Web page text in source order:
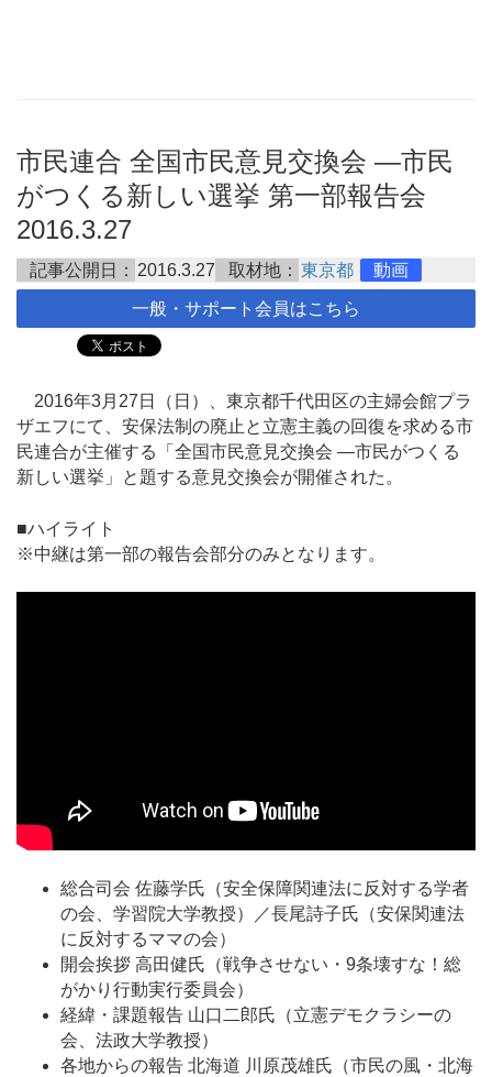
市民連合 全国市民意見交換会 ―市民
がつくる新しい選挙 第一部報告会
2016.3.27
記事公開日： 2016.3.27 取材地： 東京都 動画
一般・サポート会員はこちら
2016年3月27日（日）、東京都千代田区の主婦会館プラ
ザエフにて、安保法制の廃止と立憲主義の回復を求める市
民連合が主催する「全国市民意見交換会 ―市民がつくる
新しい選挙」と題する意見交換会が開催された。
■ハイライト
※中継は第一部の報告会部分のみとなります。
総合司会 佐藤学氏（安全保障関連法に反対する学者
の会、学習院大学教授）／長尾詩子氏（安保関連法
に反対するママの会）
開会挨拶 高田健氏（戦争させない・9条壊すな！総
がかり行動実行委員会）
経緯・課題報告 山口二郎氏（立憲デモクラシーの
会、法政大学教授）
各地からの報告 北海道 川原茂雄氏（市民の風・北海